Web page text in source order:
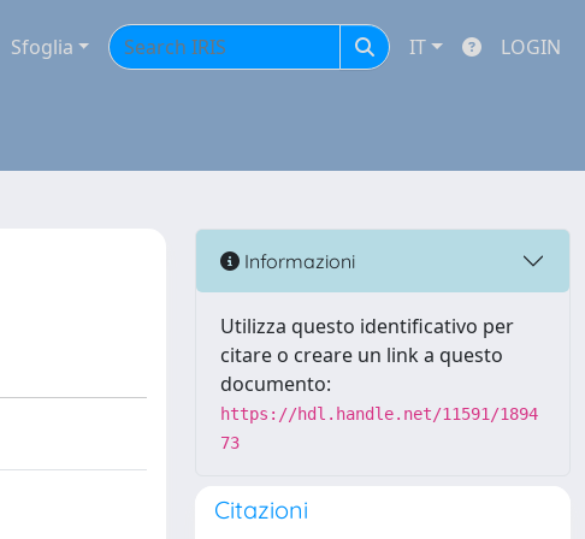
Sfoglia IT LOGIN
Informazioni
Utilizza questo identificativo per
citare o creare un link a questo
documento:
https://hdl.handle.net/11591/1894
73
Citazioni